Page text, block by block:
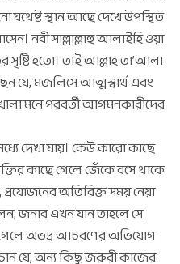
যথেষ্ট স্থান আছে দেখে উপস্থিত
নবী সাল্লাল্লাহু আলাইহি ওয়া
সৃষ্টি হতো। তাই আল্লাহ তা’আলা
যে, মজলিসে আত্মস্বার্থ এবং
মনে পরবর্তী আগমনকারীদের
দেখা যায়। কেউ কারো কাছে
কাছে গেলে জেঁকে বসে থাকে
অতিরিক্ত সময় নেয়া
জনাব এখন যান তাহলে সে
অভদ্র আচরণের অভিযোগ
যে, অন্য কিছু জরুরী কাজের